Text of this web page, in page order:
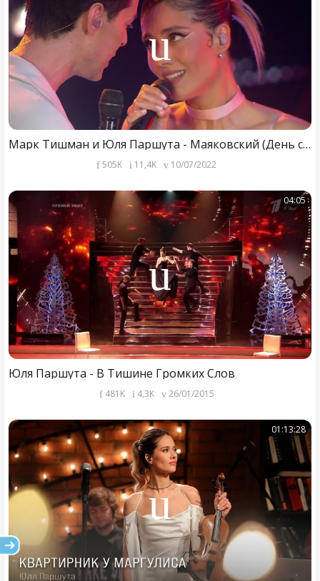
Марк Тишман и Юля Паршута - Маяковский (День семьи, любви и верности, Муром) @Parshutacom
505K 11,4K 10/07/2022
04:05
Юля Паршута - В Тишине Громких Слов
481K 4,3K 26/01/2015
01:13:28